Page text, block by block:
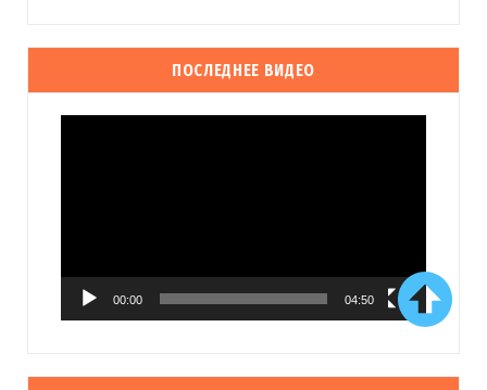
ПОСЛЕДНЕЕ ВИДЕО
00:00 04:50